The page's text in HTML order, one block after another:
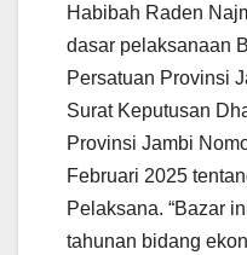
Habibah Raden
dasar pelaksanaan
Persatuan Provinsi
Surat Keputusan
Provinsi Jambi
Februari 2025
Pelaksana. “Bazar
tahunan bidang